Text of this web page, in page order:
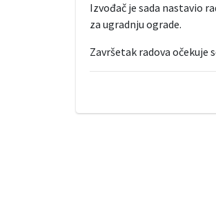
Izvođač je sada nastavio
za ugradnju ograde.
Završetak radova očekuje